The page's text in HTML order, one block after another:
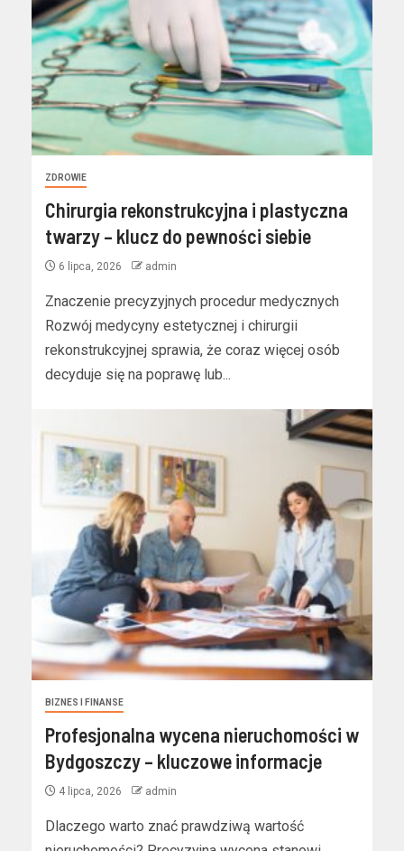
ZDROWIE
Chirurgia rekonstrukcyjna i plastyczna
twarzy – klucz do pewności siebie
6 lipca, 2026 admin
Znaczenie precyzyjnych procedur medycznych
Rozwój medycyny estetycznej i chirurgii
rekonstrukcyjnej sprawia, że coraz więcej osób
decyduje się na poprawę lub...
BIZNES I FINANSE
Profesjonalna wycena nieruchomości w
Bydgoszczy – kluczowe informacje
4 lipca, 2026 admin
Dlaczego warto znać prawdziwą wartość